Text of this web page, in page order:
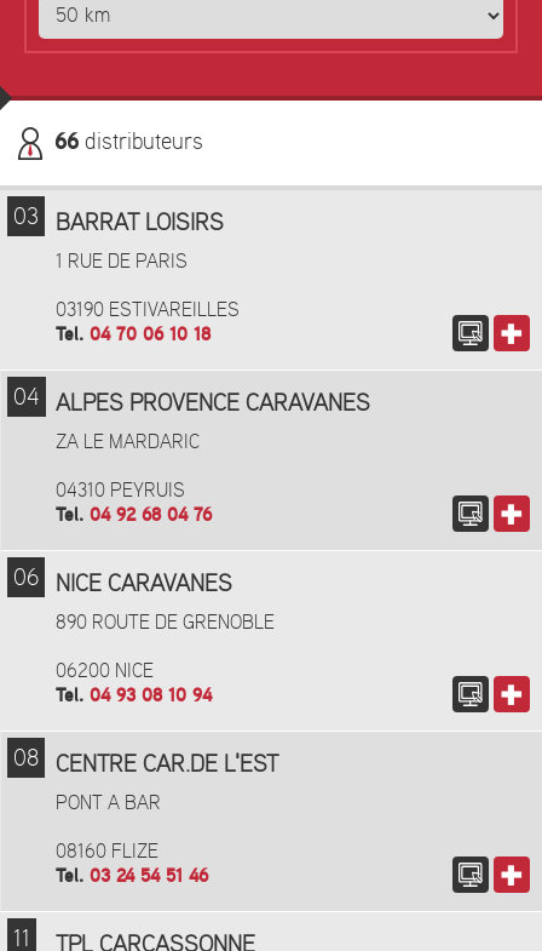
66 distributeurs
03 BARRAT LOISIRS
1 RUE DE PARIS
03190 ESTIVAREILLES
Tel. 04 70 06 10 18
04 ALPES PROVENCE CARAVANES
ZA LE MARDARIC
04310 PEYRUIS
Tel. 04 92 68 04 76
06 NICE CARAVANES
890 ROUTE DE GRENOBLE
06200 NICE
Tel. 04 93 08 10 94
08 CENTRE CAR.DE L'EST
PONT A BAR
08160 FLIZE
Tel. 03 24 54 51 46
11 TPL CARCASSONNE